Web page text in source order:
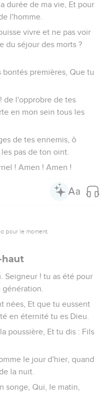
durée de ma vie, Et pour
l'homme.
vivre et ne pas voir
du séjour des morts ?
bontés premières, Que tu
de l'opprobre de tes
en mon sein tous les
de tes ennemis, ô
pas de ton oint.
! Amen ! Amen !
pour le moment.
haut
Seigneur ! tu as été pour
nées, Et que tu eussent
en éternité tu es Dieu.
poussière, Et tu dis : Fils
le jour d'hier, quand
la nuit.
songe, Qui, le matin,